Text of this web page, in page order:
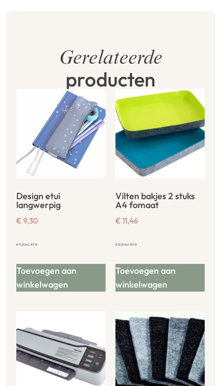
Gerelateerde
producten
Design etui
langwerpig
€ 9,30
€11,25incl. BTW
Toevoegen aan
winkelwagen
Vilten bakjes 2 stuks
A4 fomaat
€ 11,46
€13,87incl. BTW
Toevoegen aan
winkelwagen